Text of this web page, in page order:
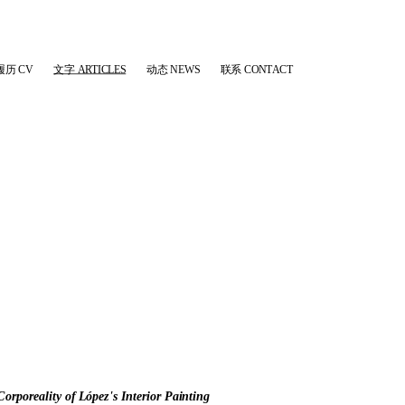
历 CV 文字 ARTICLES 动态 NEWS 联系 CONTACT
of López's Interior Painting